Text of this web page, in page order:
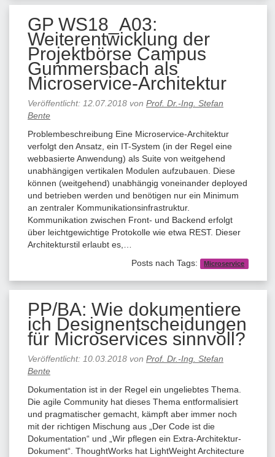
GP WS18_A03:
Weiterentwicklung der
Projektbörse Campus
Gummersbach als
Microservice-Architektur
Veröffentlicht: 12.07.2018 von Prof. Dr.-Ing. Stefan
Bente
Problembeschreibung Eine Microservice-Architektur
verfolgt den Ansatz, ein IT-System (in der Regel eine
webbasierte Anwendung) als Suite von weitgehend
unabhängigen vertikalen Modulen aufzubauen. Diese
können (weitgehend) unabhängig voneinander deployed
und betrieben werden und benötigen nur ein Minimum
an zentraler Kommunikationsinfrastruktur.
Kommunikation zwischen Front- und Backend erfolgt
über leichtgewichtige Protokolle wie etwa REST. Dieser
Architekturstil erlaubt es,…
Posts nach Tags:
Microservice
PP/BA: Wie dokumentiere
ich Designentscheidungen
für Microservices sinnvoll?
Veröffentlicht: 10.03.2018 von Prof. Dr.-Ing. Stefan
Bente
Dokumentation ist in der Regel ein ungeliebtes Thema.
Die agile Community hat dieses Thema entformalisiert
und pragmatischer gemacht, kämpft aber immer noch
mit der richtigen Mischung aus „Der Code ist die
Dokumentation“ und „Wir pflegen ein Extra-Architektur-
Dokument“. ThoughtWorks hat LightWeight Architecture